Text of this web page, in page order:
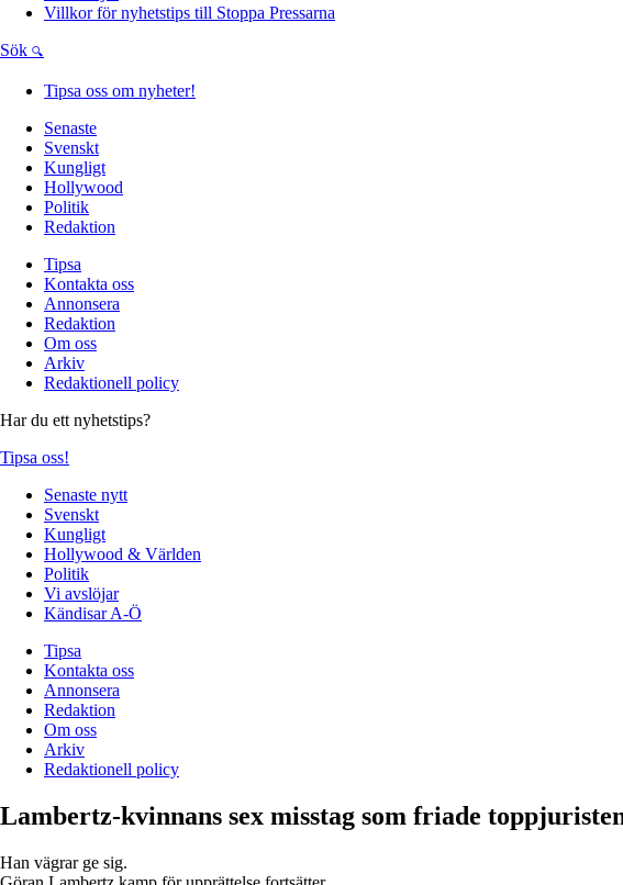
Villkor för nyhetstips till Stoppa Pressarna
Sök
Tipsa oss om nyheter!
Senaste
Svenskt
Kungligt
Hollywood
Politik
Redaktion
Tipsa
Kontakta oss
Annonsera
Redaktion
Om oss
Arkiv
Redaktionell policy
Har du ett nyhetstips?
Tipsa oss!
Senaste nytt
Svenskt
Kungligt
Hollywood & Världen
Politik
Vi avslöjar
Kändisar A-Ö
Tipsa
Kontakta oss
Annonsera
Redaktion
Om oss
Arkiv
Redaktionell policy
Lambertz-kvinnans sex misstag som friade
Han vägrar ge sig.